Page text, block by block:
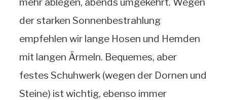
der starken Sonnenbestrahlung
empfehlen wir lange Hosen und Hemden
mit langen Ärmeln. Bequemes, aber
festes Schuhwerk (wegen der Dornen und
Steine) ist wichtig, ebenso immer